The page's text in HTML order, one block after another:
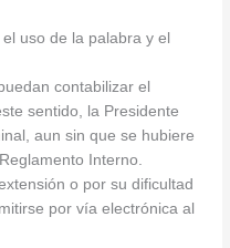
uso de la palabra y el
contabilizar el
sentido, la Presidente
aun sin que se hubiere
Interno.
o por su dificultad
por vía electrónica al